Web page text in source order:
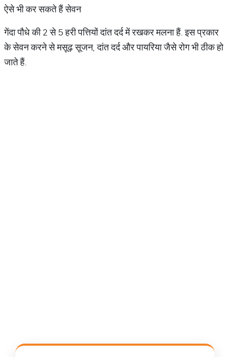
ऐसे भी कर सकते हैं सेवन
गेंदा पौधे की 2 से 5 हरी पत्तियों दांत दर्द में रखकर मलना हैं. इस प्रकार
के सेवन करने से मसूढ़ सूजन, दांत दर्द और पायरिया जैसे रोग भी ठीक हो
जाते हैं.